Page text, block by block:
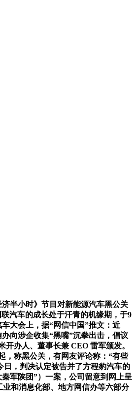
半小时》节目对新能源汽车黑公关
汽车的成长处于汗青的机缘期，于9
大会上，据“网信中国”推文：近
向涉企收集“黑嘴”沉拳出击，倡议
办人、董事长兼 CEO 雷军颁发。
，称黑公关，有网友评论称：“有些
日，判决认定被告并了方程豹汽车的
军陕团”）一案，公司留意到网上呈
和消息化部、地方网信办等六部分